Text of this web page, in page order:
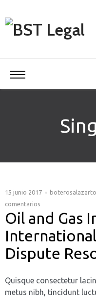
15 junio 2017
comentarios
Oil and Gas
Dispute
Quisque consectetur
metus nibh, tincidunt